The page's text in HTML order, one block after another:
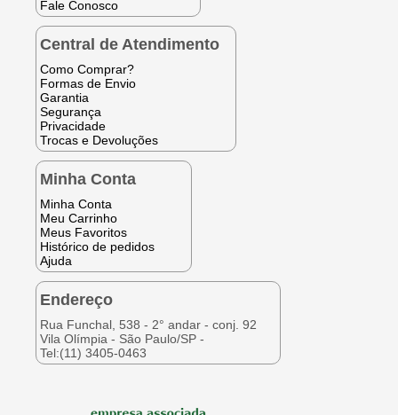
Fale Conosco
Central de Atendimento
Como Comprar?
Formas de Envio
Garantia
Segurança
Privacidade
Trocas e Devoluções
Minha Conta
Minha Conta
Meu Carrinho
Meus Favoritos
Histórico de pedidos
Ajuda
Endereço
Rua Funchal, 538 - 2° andar - conj. 92
Vila Olímpia - São Paulo/SP -
Tel:(11) 3405-0463